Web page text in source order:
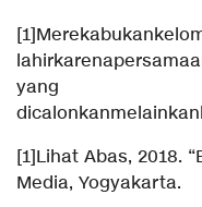
yang
[1]Lihat Abas, 2018.
Media, Yogyakarta.